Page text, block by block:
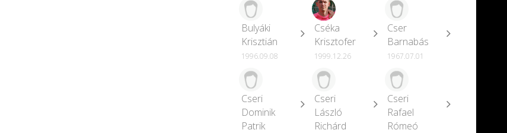
Bulyáki
Krisztián
1996.09.08
Cséka
Krisztofer
1999.12.26
Cser
Barnabás
1967.07.01
Cseri
Dominik
Patrik
Cseri
László
Richárd
Cseri
Rafael
Rómeó